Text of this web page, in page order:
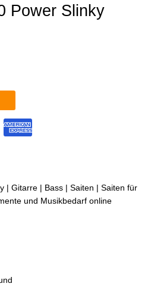
Power Slinky
| Gitarre | Bass | Saiten | Saiten für
und Musikbedarf online